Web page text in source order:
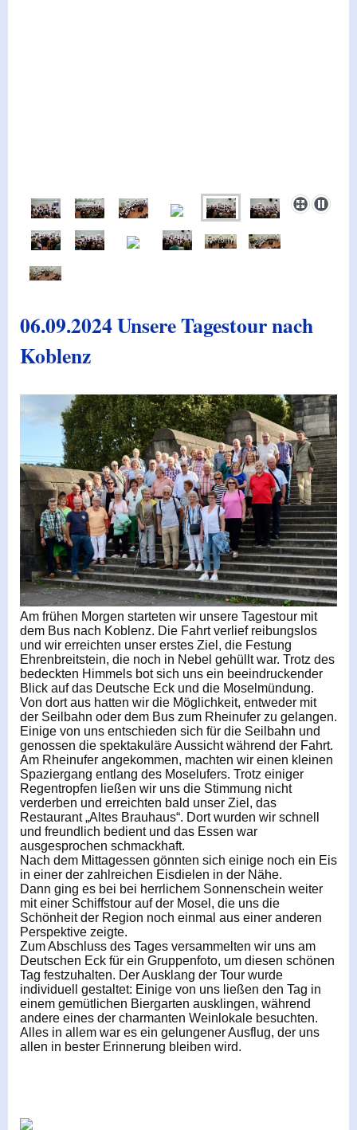
06.09.2024 Unsere Tagestour nach
Koblenz
Am frühen Morgen starteten wir unsere Tagestour mit
dem Bus nach Koblenz. Die Fahrt verlief reibungslos
und wir erreichten unser erstes Ziel, die Festung
Ehrenbreitstein, die noch in Nebel gehüllt war. Trotz des
bedeckten Himmels bot sich uns ein beeindruckender
Blick auf das Deutsche Eck und die Moselmündung.
Von dort aus hatten wir die Möglichkeit, entweder mit
der Seilbahn oder dem Bus zum Rheinufer zu gelangen.
Einige von uns entschieden sich für die Seilbahn und
genossen die spektakuläre Aussicht während der Fahrt.
Am Rheinufer angekommen, machten wir einen kleinen
Spaziergang entlang des Moselufers. Trotz einiger
Regentropfen ließen wir uns die Stimmung nicht
verderben und erreichten bald unser Ziel, das
Restaurant „Altes Brauhaus“. Dort wurden wir schnell
und freundlich bedient und das Essen war
ausgesprochen schmackhaft.
Nach dem Mittagessen gönnten sich einige noch ein Eis
in einer der zahlreichen Eisdielen in der Nähe.
Dann ging es bei bei herrlichem Sonnenschein weiter
mit einer Schiffstour auf der Mosel, die uns die
Schönheit der Region noch einmal aus einer anderen
Perspektive zeigte.
Zum Abschluss des Tages versammelten wir uns am
Deutschen Eck für ein Gruppenfoto, um diesen schönen
Tag festzuhalten. Der Ausklang der Tour wurde
individuell gestaltet: Einige von uns ließen den Tag in
einem gemütlichen Biergarten ausklingen, während
andere eines der charmanten Weinlokale besuchten.
Alles in allem war es ein gelungener Ausflug, der uns
allen in bester Erinnerung bleiben wird.